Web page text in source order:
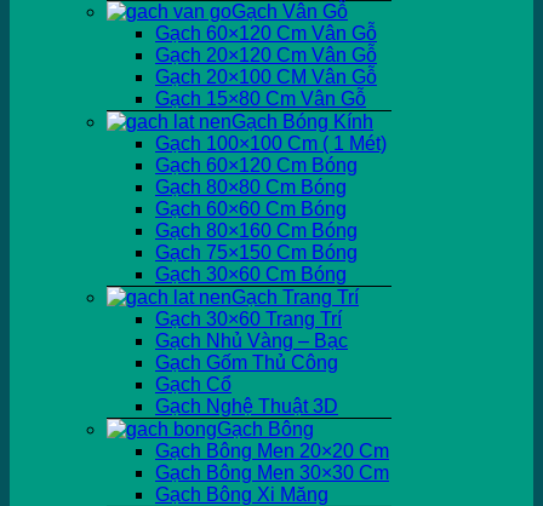
Gạch Vân Gỗ
Gạch 60×120 Cm Vân Gỗ
Gạch 20×120 Cm Vân Gỗ
Gạch 20×100 CM Vân Gỗ
Gạch 15×80 Cm Vân Gỗ
Gạch Bóng Kính
Gạch 100×100 Cm ( 1 Mét)
Gạch 60×120 Cm Bóng
Gạch 80×80 Cm Bóng
Gạch 60×60 Cm Bóng
Gạch 80×160 Cm Bóng
Gạch 75×150 Cm Bóng
Gạch 30×60 Cm Bóng
Gạch Trang Trí
Gạch 30×60 Trang Trí
Gạch Nhủ Vàng – Bạc
Gạch Gốm Thủ Công
Gạch Cổ
Gạch Nghệ Thuật 3D
Gạch Bông
Gạch Bông Men 20×20 Cm
Gạch Bông Men 30×30 Cm
Gạch Bông Xi Măng